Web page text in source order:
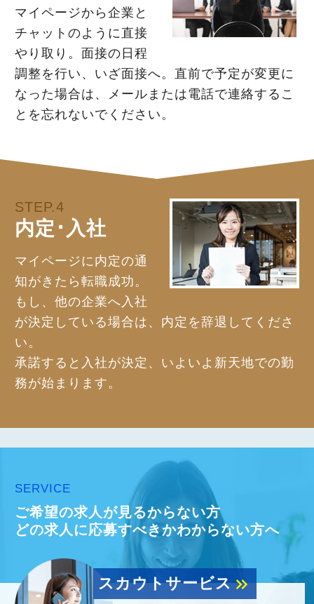
マイページから企業と
チャットのように直接
やり取り。面接の日程
調整を行い、いざ面接へ。直前で予定が変更に
なった場合は、メールまたは電話で連絡するこ
とを忘れないでください。
STEP.4
内定･入社
マイページに内定の通
知がきたら転職成功。
もし、他の企業へ入社
が決定している場合は、内定を辞退してくださ
い。
承諾すると入社が決定、いよいよ新天地での勤
務が始まります。
SERVICE
ご希望の求人が見るからない方
どの求人に応募すべきかわからない方へ
スカウトサービスkeyboard_double_arrow_right